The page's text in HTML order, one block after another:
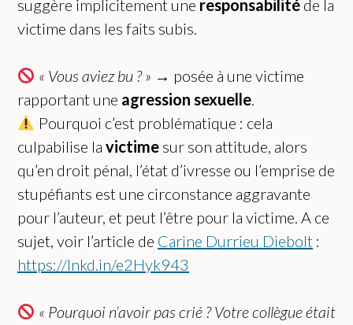
suggère implicitement une responsabilité de la
victime dans les faits subis.
« Vous aviez bu ? » → posée à une victime
rapportant une agression sexuelle.
Pourquoi c’est problématique : cela
culpabilise la victime sur son attitude, alors
qu’en droit pénal, l’état d’ivresse ou l’emprise de
stupéfiants est une circonstance aggravante
pour l’auteur, et peut l’être pour la victime. A ce
sujet, voir l’article de Carine Durrieu Diebolt :
https://lnkd.in/e2Hyk943
« Pourquoi n’avoir pas crié ? Votre collègue était